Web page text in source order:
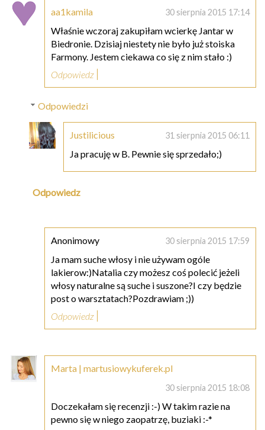
aa1kamila 30 sierpnia 2015 17:14
Właśnie wczoraj zakupiłam wcierkę Jantar w
Biedronie. Dzisiaj niestety nie było już stoiska
Farmony. Jestem ciekawa co się z nim stało :)
Odpowiedz
Odpowiedzi
Justilicious 31 sierpnia 2015 06:11
Ja pracuję w B. Pewnie się sprzedało;)
Odpowiedz
Anonimowy 30 sierpnia 2015 17:59
Ja mam suche włosy i nie używam ogóle
lakierow:)Natalia czy możesz coś polecić jeżeli
włosy naturalne są suche i suszone?I czy będzie
post o warsztatach?Pozdrawiam ;))
Odpowiedz
Marta | martusiowykuferek.pl
30 sierpnia 2015 18:08
Doczekałam się recenzji :-) W takim razie na
pewno się w niego zaopatrzę, buziaki :-*